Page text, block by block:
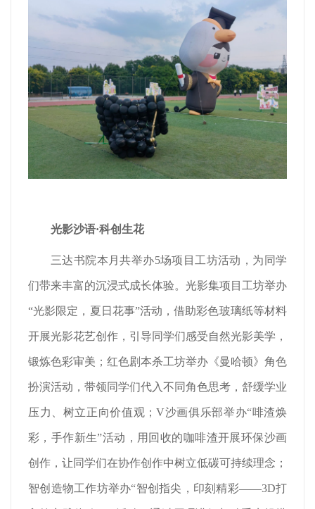
光影沙语·科创生花
三达书院本月共举办5场项目工坊活动，为同学
们带来丰富的沉浸式成长体验。光影集项目工坊举办
“光影限定，夏日花事”活动，借助彩色玻璃纸等材料
开展光影花艺创作，引导同学们感受自然光影美学，
锻炼色彩审美；红色剧本杀工坊举办《曼哈顿》角色
扮演活动，带领同学们代入不同角色思考，舒缓学业
压力、树立正向价值观；V沙画俱乐部举办“啡渣焕
彩，手作新生”活动，用回收的咖啡渣开展环保沙画
创作，让同学们在协作创作中树立低碳可持续理念；
智创造物工作坊举办“智创指尖，印刻精彩——3D打